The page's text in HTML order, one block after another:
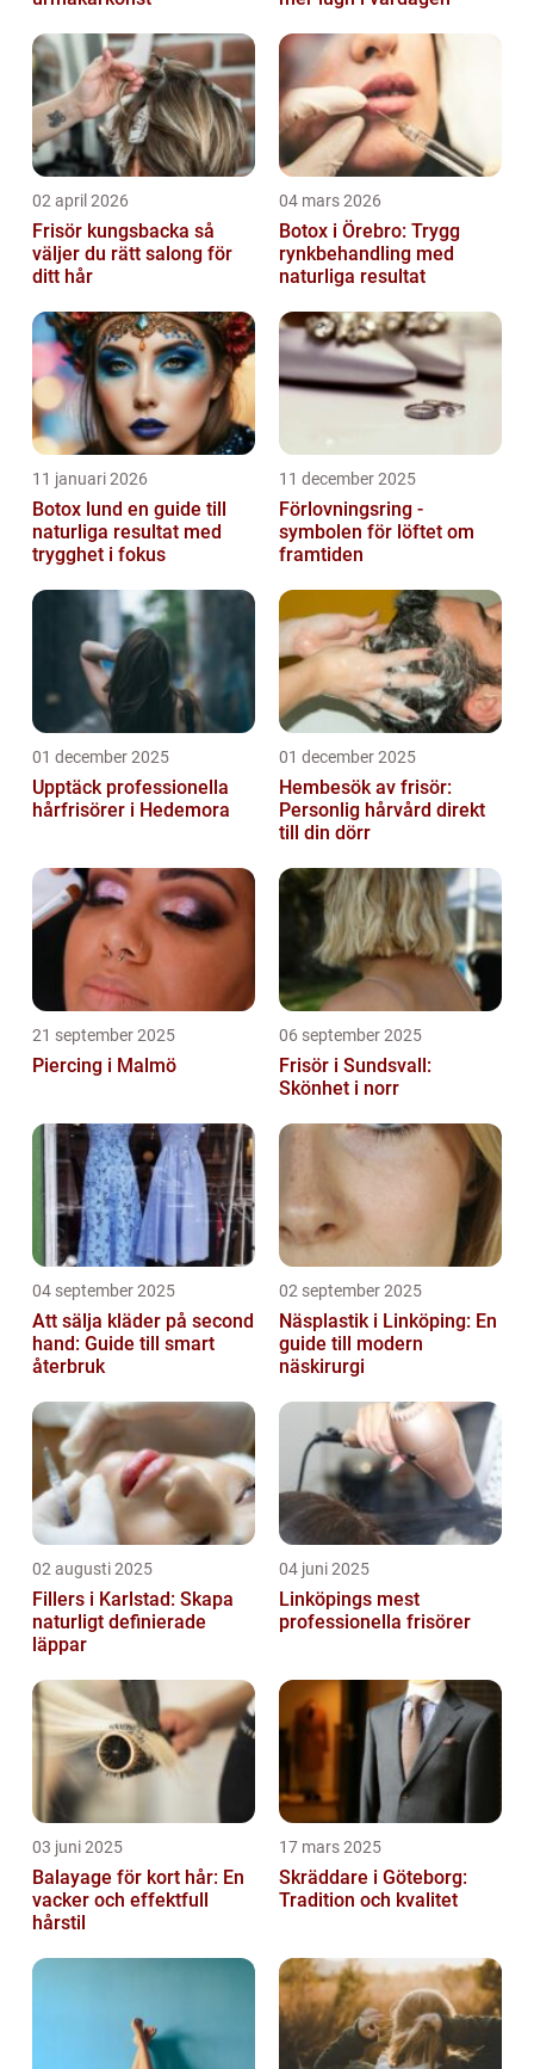
02 april 2026
Frisör kungsbacka så
väljer du rätt salong för
ditt hår
04 mars 2026
Botox i Örebro: Trygg
rynkbehandling med
naturliga resultat
11 januari 2026
Botox lund en guide till
naturliga resultat med
trygghet i fokus
11 december 2025
Förlovningsring -
symbolen för löftet om
framtiden
01 december 2025
Upptäck professionella
hårfrisörer i Hedemora
01 december 2025
Hembesök av frisör:
Personlig hårvård direkt
till din dörr
21 september 2025
Piercing i Malmö
06 september 2025
Frisör i Sundsvall:
Skönhet i norr
04 september 2025
Att sälja kläder på second
hand: Guide till smart
återbruk
02 september 2025
Näsplastik i Linköping: En
guide till modern
näskirurgi
02 augusti 2025
Fillers i Karlstad: Skapa
naturligt definierade
läppar
04 juni 2025
Linköpings mest
professionella frisörer
03 juni 2025
Balayage för kort hår: En
vacker och effektfull
hårstil
17 mars 2025
Skräddare i Göteborg:
Tradition och kvalitet